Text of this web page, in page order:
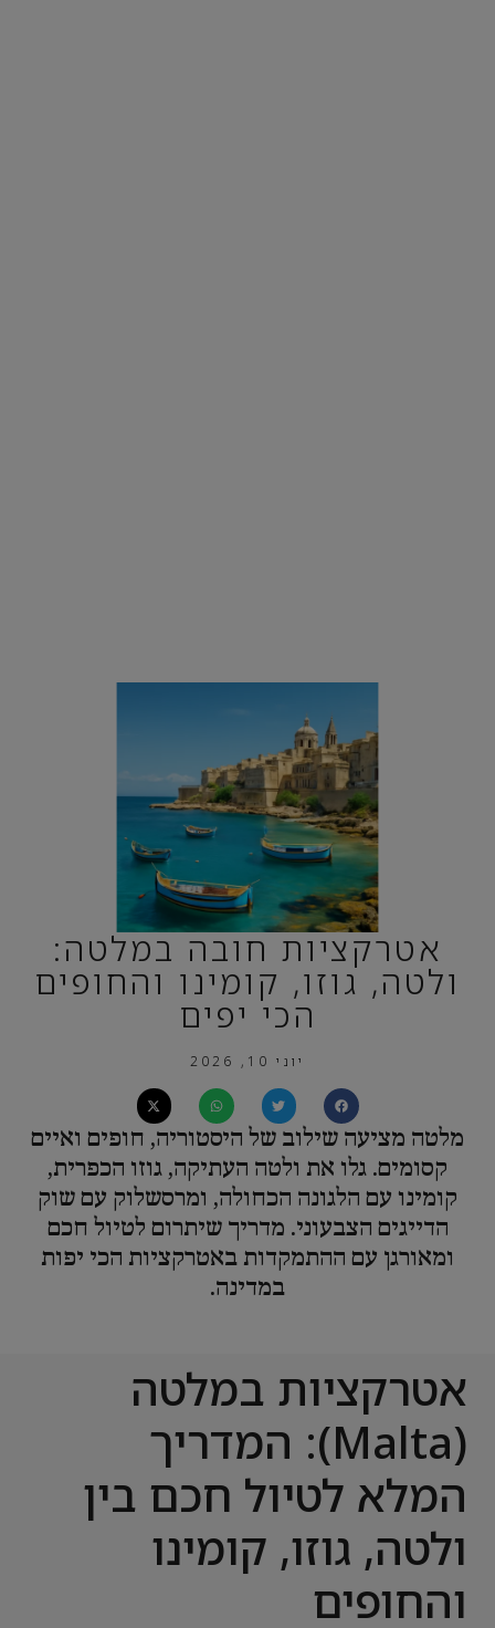
אטרקציות חובה במלטה:
ולטה, גוזו, קומינו והחופים
הכי יפים
יוני 10, 2026
מלטה מציעה שילוב של היסטוריה, חופים ואיים
קסומים. גלו את ולטה העתיקה, גוזו הכפרית,
קומינו עם הלגונה הכחולה, ומרסשלוק עם שוק
הדייגים הצבעוני. מדריך שיתרום לטיול חכם
ומאורגן עם ההתמקדות באטרקציות הכי יפות
במדינה.
אטרקציות במלטה
(Malta): המדריך
המלא לטיול חכם בין
ולטה, גוזו, קומינו
והחופים